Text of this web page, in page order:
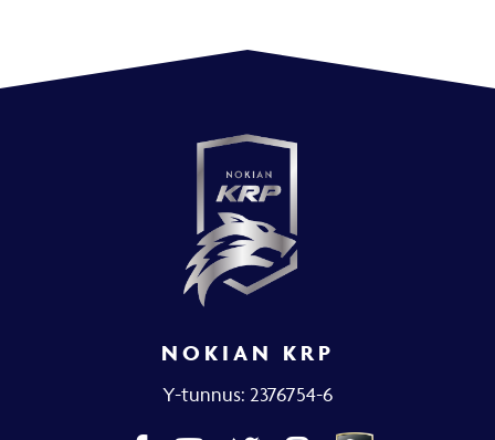
NOKIAN KRP
Y-tunnus: 2376754-6